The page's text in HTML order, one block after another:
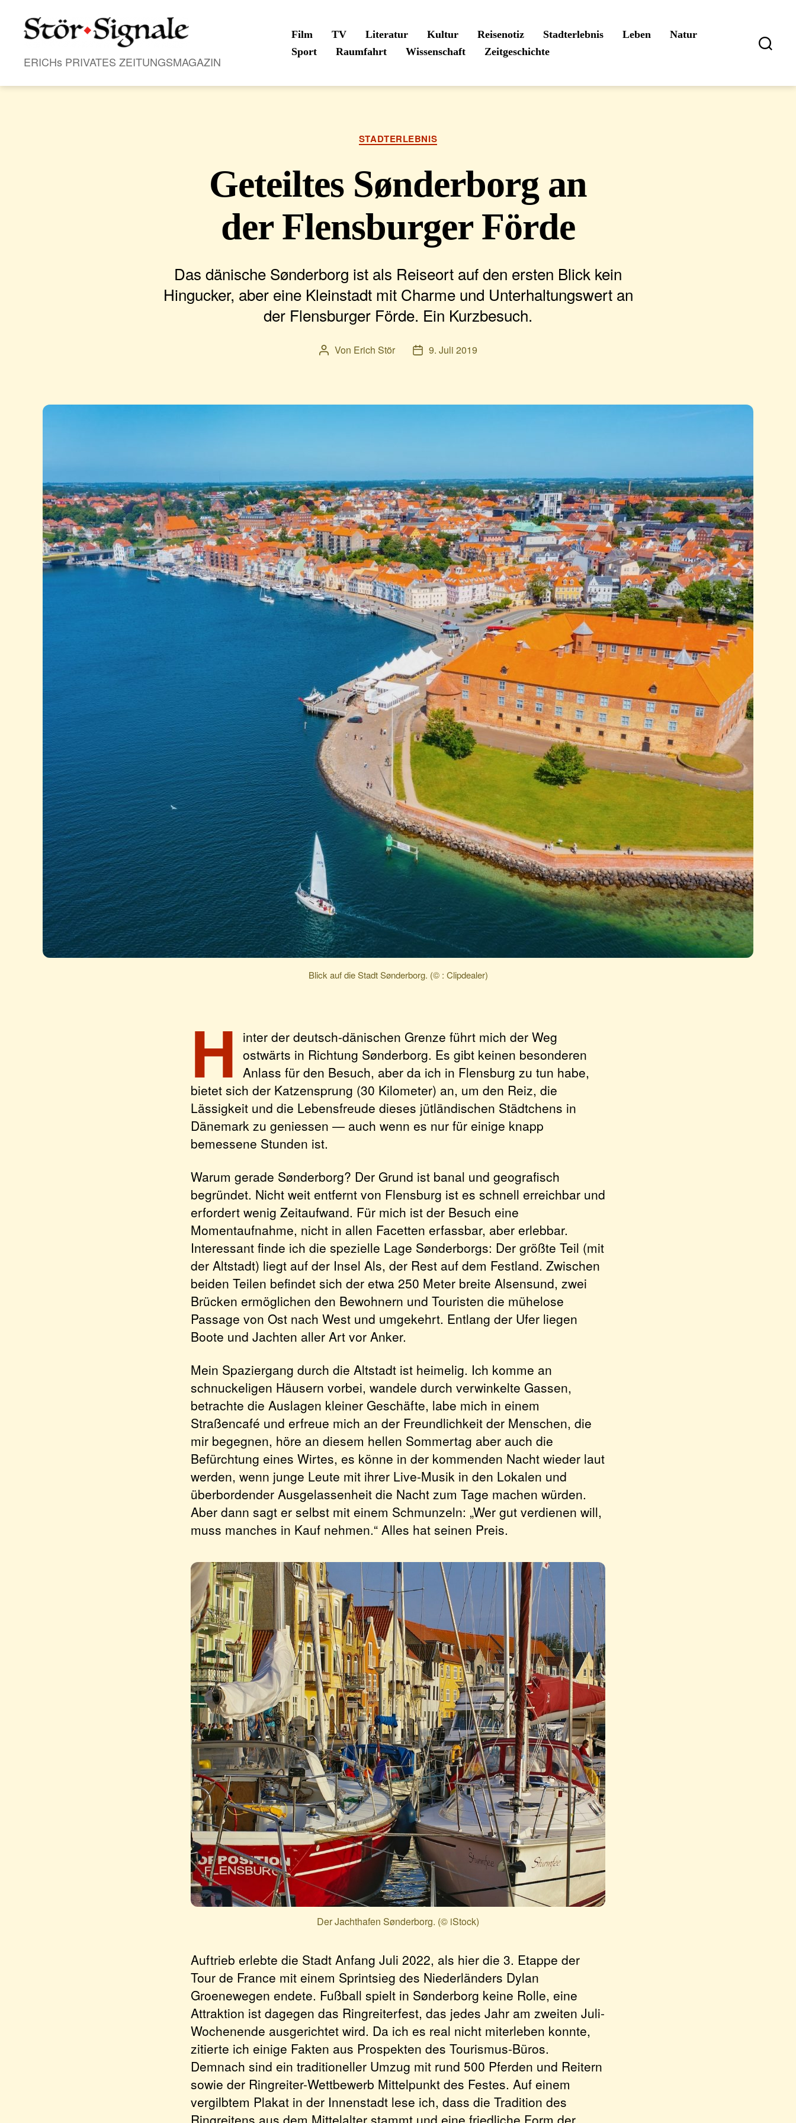
ERICHs PRIVATES ZEITUNGSMAGAZIN
Film TV Literatur Kultur Reisenotiz Stadterlebnis Leben
Natur
Sport
Raumfahrt Wissenschaft Zeitgeschichte
Kategorien
STADTERLEBNIS
Geteiltes Sønderborg an
der Flensburger Förde
Das dänische Sønderborg ist als Reiseort auf den ersten Blick kein
Hingucker, aber eine Kleinstadt mit Charme und Unterhaltungswert an
der Flensburger Förde. Ein Kurzbesuch.
Beitragsautor
Von Erich Stör Veröffentlichungsdatum
9. Juli 2019
Blick auf die Stadt Sønderborg. (© : Clipdealer)
H inter der deutsch-dänischen Grenze führt mich der Weg
ostwärts in Richtung Sønderborg. Es gibt keinen besonderen
Anlass für den Besuch, aber da ich in Flensburg zu tun habe,
bietet sich der Katzensprung (30 Kilometer) an, um den Reiz, die
Lässigkeit und die Lebensfreude dieses jütländischen Städtchens in
Dänemark zu geniessen — auch wenn es nur für einige knapp
bemessene Stunden ist.
Warum gerade Sønderborg? Der Grund ist banal und geografisch
begründet. Nicht weit entfernt von Flensburg ist es schnell erreichbar und
erfordert wenig Zeitaufwand. Für mich ist der Besuch eine
Momentaufnahme, nicht in allen Facetten erfassbar, aber erlebbar.
Interessant finde ich die spezielle Lage Sønderborgs: Der größte Teil (mit
der Altstadt) liegt auf der Insel Als, der Rest auf dem Festland. Zwischen
beiden Teilen befindet sich der etwa 250 Meter breite Alsensund, zwei
Brücken ermöglichen den Bewohnern und Touristen die mühelose
Passage von Ost nach West und umgekehrt. Entlang der Ufer liegen
Boote und Jachten aller Art vor Anker.
Mein Spaziergang durch die Altstadt ist heimelig. Ich komme an
schnuckeligen Häusern vorbei, wandele durch verwinkelte Gassen,
betrachte die Auslagen kleiner Geschäfte, labe mich in einem
Straßencafé und erfreue mich an der Freundlichkeit der Menschen, die
mir begegnen, höre an diesem hellen Sommertag aber auch die
Befürchtung eines Wirtes, es könne in der kommenden Nacht wieder laut
werden, wenn junge Leute mit ihrer Live-Musik in den Lokalen und
überbordender Ausgelassenheit die Nacht zum Tage machen würden.
Aber dann sagt er selbst mit einem Schmunzeln: „Wer gut verdienen will,
muss manches in Kauf nehmen.“ Alles hat seinen Preis.
Der Jachthafen Sønderborg. (© iStock)
Auftrieb erlebte die Stadt Anfang Juli 2022, als hier die 3. Etappe der
Tour de France mit einem Sprintsieg des Niederländers Dylan
Groenewegen endete. Fußball spielt in Sønderborg keine Rolle, eine
Attraktion ist dagegen das Ringreiterfest, das jedes Jahr am zweiten Juli-
Wochenende ausgerichtet wird. Da ich es real nicht miterleben konnte,
zitierte ich einige Fakten aus Prospekten des Tourismus-Büros.
Demnach sind ein traditioneller Umzug mit rund 500 Pferden und Reitern
sowie der Ringreiter-Wettbewerb Mittelpunkt des Festes. Auf einem
vergilbtem Plakat in der Innenstadt lese ich, dass die Tradition des
Ringreitens aus dem Mittelalter stammt und eine friedliche Form der